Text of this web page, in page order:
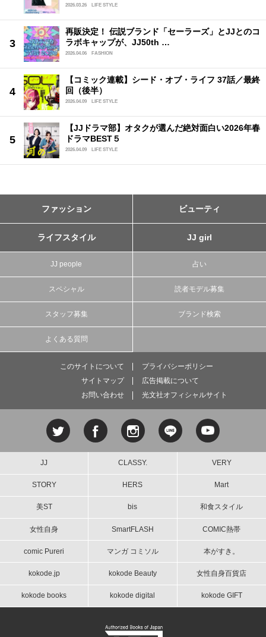
2026.03.26 LIFE STYLE
再販決定！ 伝説ブランド「セーラーズ」とJJとのコ
ラボキャップが、JJ50th …
2026.04.06 FASHION
【コミック連載】シード・オブ・ライフ 37話／最終
回（後半）
2026.04.09 LIFE STYLE
【JJドラマ部】オタクが選んだ絶対面白い2026年春
ドラマBEST５
2026.04.09 LIFE STYLE
ファッション ビューティ
ライフスタイル JJ girl
JJ people 占い
スペシャル 読者モデル募集
スタッフ募集 ブランド検索
よくある質問
このサイトについて
プライバシーポリシー
サイトマップ
広告掲載について
お問い合わせ
光文社オフィシャルサイト
JJ CLASSY. VERY
STORY HERS Mart
美ST bis 和食スタイル
女性自身 SmartFLASH COMIC熱帯
comic Pureri マンガ コミソル 本がすき。
kokode.jp kokode Beauty 女性自身百貨店
kokode books kokode digital kokode GIFT